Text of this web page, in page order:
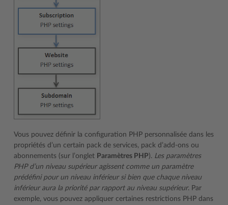
Vous pouvez définir la configuration PHP personnalisée dans les
propriétés d’un certain pack de services, pack d’add-ons ou
abonnements (sur l’onglet Paramètres PHP). Les paramètres
PHP d’un niveau supérieur agissent comme un paramètre
prédéfini pour un niveau inférieur si bien que chaque niveau
inférieur aura la priorité par rapport au niveau supérieur. Par
exemple, vous pouvez appliquer certaines restrictions PHP dans